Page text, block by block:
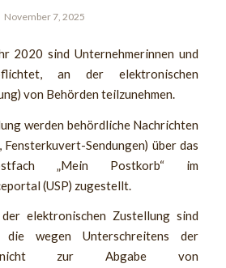
November 7, 2025
2020 sind Unternehmerinnen und
an der elektronischen
von Behörden teilzunehmen.
werden behördliche Nachrichten
Fensterkuvert-Sendungen) über das
„Mein Postkorb“ im
(USP) zugestellt.
elektronischen Zustellung sind
die wegen Unterschreitens der
nicht zur Abgabe von